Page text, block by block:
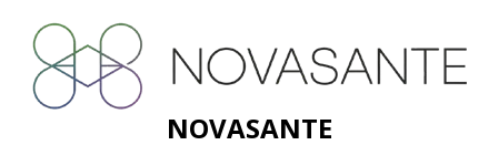
NOVASANTE